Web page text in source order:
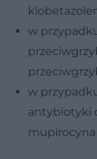
w
w
antybiotyki
mupirocyna